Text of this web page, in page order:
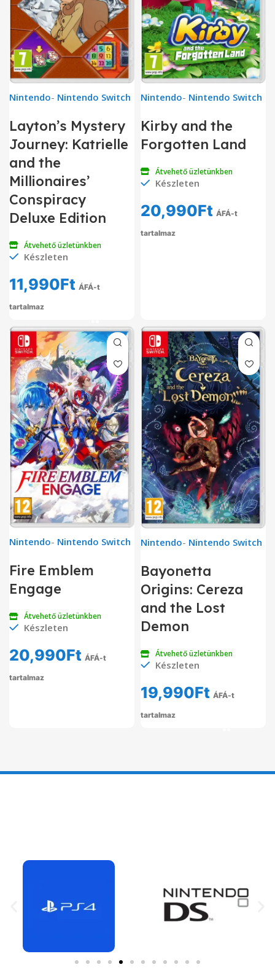
Nintendo- Nintendo Switch
Layton’s Mystery
Journey: Katrielle
and the
Millionaires’
Conspiracy
Deluxe Edition
Átvehető üzletünkben
Készleten
11,990Ft ÁFÁ-t
tartalmaz
Nintendo- Nintendo Switch
Kirby and the
Forgotten Land
Átvehető üzletünkben
Készleten
20,990Ft ÁFÁ-t
tartalmaz
Nintendo- Nintendo Switch
Fire Emblem
Engage
Átvehető üzletünkben
Készleten
20,990Ft ÁFÁ-t
tartalmaz
Nintendo- Nintendo Switch
Bayonetta
Origins: Cereza
and the Lost
Demon
Átvehető üzletünkben
Készleten
19,990Ft ÁFÁ-t
tartalmaz